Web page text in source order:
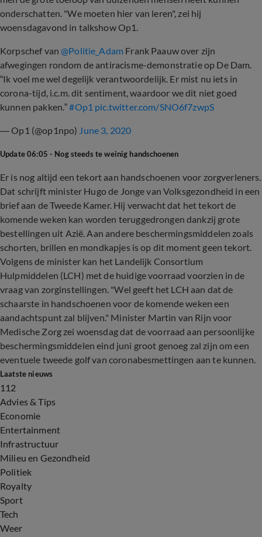
onderschatten. "We moeten hier van leren", zei hij
woensdagavond in talkshow Op1.
Korpschef van@Politie _Adam Frank Paauw over zijn
afwegingen rondom de antiracisme-demonstratie op De Dam.
“Ik voel me wel degelijk verantwoordelijk. Er mist nu iets in
corona-tijd, i.c.m. dit sentiment, waardoor we dit niet goed
kunnen pakken.”#Op1 pic.twitter.com/SNO6f7zwpS
— Op1 (@op1npo) June 3, 2020
Update 06:05 - Nog steeds te weinig handschoenen
Er is nog altijd een tekort aan handschoenen voor zorgverleners.
Dat schrijft minister Hugo de Jonge van Volksgezondheid in een
brief aan de Tweede Kamer. Hij verwacht dat het tekort de
komende weken kan worden teruggedrongen dankzij grote
bestellingen uit Azië. Aan andere beschermingsmiddelen zoals
schorten, brillen en mondkapjes is op dit moment geen tekort.
Volgens de minister kan het Landelijk Consortium
Hulpmiddelen (LCH) met de huidige voorraad voorzien in de
vraag van zorginstellingen. "Wel geeft het LCH aan dat de
schaarste in handschoenen voor de komende weken een
aandachtspunt zal blijven." Minister Martin van Rijn voor
Medische Zorg zei woensdag dat de voorraad aan persoonlijke
beschermingsmiddelen eind juni groot genoeg zal zijn om een
eventuele tweede golf van coronabesmettingen aan te kunnen.
Laatste nieuws
112
Advies & Tips
Economie
Entertainment
Infrastructuur
Milieu en Gezondheid
Politiek
Royalty
Sport
Tech
Weer